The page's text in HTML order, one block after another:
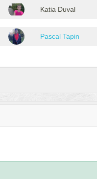
Katia Duval
Pascal Tapin